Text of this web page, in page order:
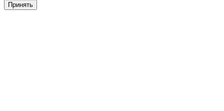
Принять